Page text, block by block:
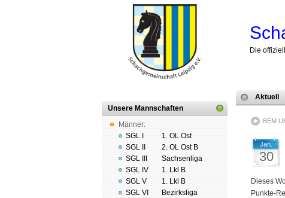
Die
Unsere Mannschaften
Männer:
SGL I
SGL II
SGL III
SGL IV
SGL V
SGL VI
1. OL Ost
2. OL Ost B
Sachsenliga
1. Lkl B
1. Lkl B
Bezirksliga
Aktuell
BEM
Jan.
30
Dieses
Punkte-